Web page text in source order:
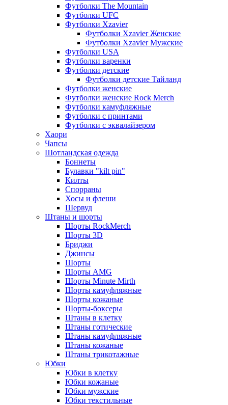
Футболки The Mountain
Футболки UFC
Футболки Xzavier
Футболки Xzavier Женские
Футболки Xzavier Мужские
Футболки USA
Футболки варенки
Футболки детские
Футболки детские Тайланд
Футболки женские
Футболки женские Rock Merch
Футболки камуфляжные
Футболки с принтами
Футболки с эквалайзером
Хаори
Чапсы
Шотландская одежда
Боннеты
Булавки "kilt pin"
Килты
Спорраны
Хосы и флеши
Шервуд
Штаны и шорты
Шорты RockMerch
Шорты 3D
Бриджи
Джинсы
Шорты
Шорты AMG
Шорты Minute Mirth
Шорты камуфляжные
Шорты кожаные
Шорты-боксеры
Штаны в клетку
Штаны готические
Штаны камуфляжные
Штаны кожаные
Штаны трикотажные
Юбки
Юбки в клетку
Юбки кожаные
Юбки мужские
Юбки текстильные